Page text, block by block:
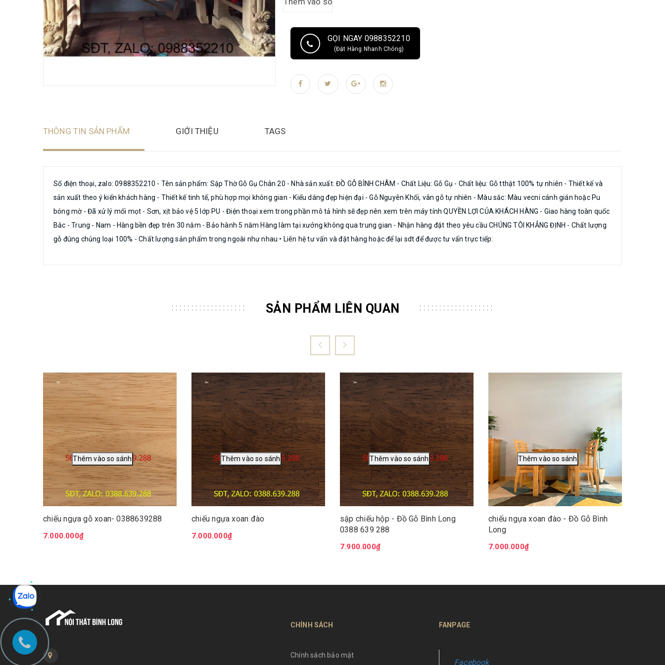
GỌI NGAY 0988352210
(Đặt Hàng Nhanh Chóng)
THÔNG TIN SẢN PHẨM GIỚI THIỆU TAGS
Số điện thoại, zalo: 0988352210 - Tên sản phẩm: Sập Thờ Gỗ Gụ Chân 20 - Nhà sản xuất: ĐỒ GỖ BÌNH CHÂM - Chất Liệu: Gỗ Gụ - Chất liệu: Gỗ tthật 100% tự nhiên - Thiết kế và
sản xuất theo ý kiến khách hàng - Thiết kế tinh tế, phù hợp mọi không gian - Kiểu dáng đẹp hiện đại - Gỗ Nguyên Khối, vân gỗ tự nhiên - Màu sắc: Màu vecni cánh gián hoặc Pu
bóng mờ - Đã xử lý mối mọt - Sơn, xịt bảo vệ 5 lớp PU - Điện thoại xem trong phần mô tả hình sẽ đẹp nên xem trên máy tính QUYỀN LỢI CỦA KHÁCH HÀNG - Giao hàng toàn quốc
Bắc - Trung - Nam - Hàng bền đẹp trên 30 năm - Bảo hành 5 năm Hàng làm tại xưởng không qua trung gian - Nhận hàng đặt theo yêu cầu CHÚNG TÔI KHẲNG ĐỊNH - Chất lượng
gỗ đúng chủng loại 100% - Chất lượng sản phẩm trong ngoài như nhau • Liên hệ tư vấn và đặt hàng hoặc để lại sdt để được tư vấn trực tiếp:
SẢN PHẨM LIÊN QUAN
chiếu ngựa gỗ xoan- 0388639288
7.000.000₫
chiếu ngựa xoan đào
7.000.000₫
sập chiếu hộp - Đồ Gỗ Bình Long
0388 639 288
7.900.000₫
chiếu ngựa xoan đào - Đồ Gỗ Bình
Long
7.000.000₫
CHÍNH SÁCH
Chính sách bảo mật
FANPAGE
Facebook